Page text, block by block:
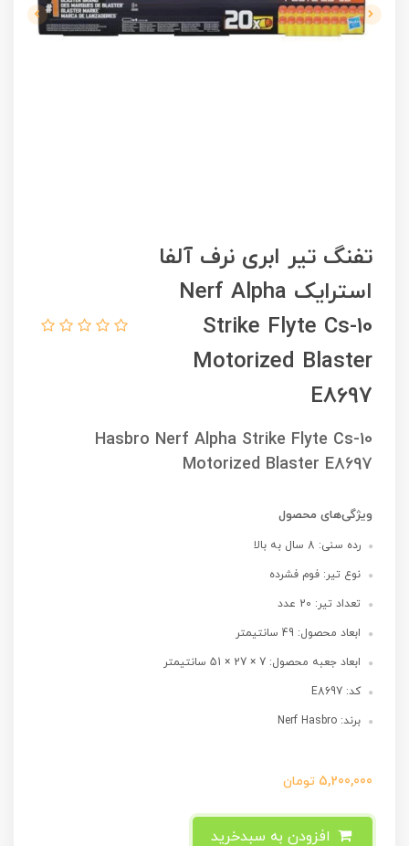
تفنگ تیر ابری نرف آلفا
استرایک Nerf Alpha
Strike Flyte Cs-10
Motorized Blaster
E8697
Hasbro Nerf Alpha Strike Flyte Cs-10
Motorized Blaster E8697
ویژگی‌های محصول
رده سنی: 8 سال به بالا
نوع تیر: فوم فشرده
تعداد تیر: 20 عدد
ابعاد محصول: 49 سانتیمتر
ابعاد جعبه محصول: 7 × 27 × 51 سانتیمتر
کد: E8697
برند: Nerf Hasbro
5,200,000 تومان